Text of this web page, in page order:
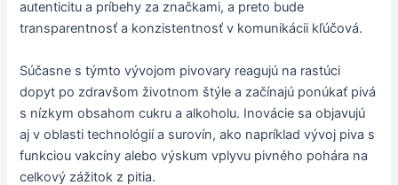
autenticitu a príbehy za značkami, a preto bude
transparentnosť a konzistentnosť v komunikácii kľúčová.
Súčasne s týmto vývojom pivovary reagujú na rastúci
dopyt po zdravšom životnom štýle a začínajú ponúkať pivá
s nízkym obsahom cukru a alkoholu. Inovácie sa objavujú
aj v oblasti technológií a surovín, ako napríklad vývoj piva s
funkciou vakcíny alebo výskum vplyvu pivného pohára na
celkový zážitok z pitia.